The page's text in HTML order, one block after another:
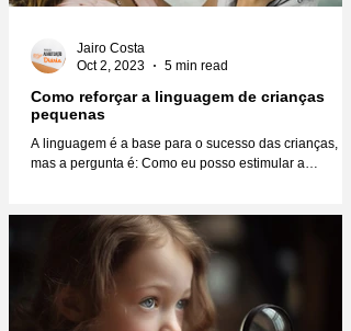
Como reforçar a linguagem de crianças
pequenas
A linguagem é a base para o sucesso das crianças,
mas a pergunta é: Como eu posso estimular a
Jairo Costa
Oct 2, 2023
5 min read